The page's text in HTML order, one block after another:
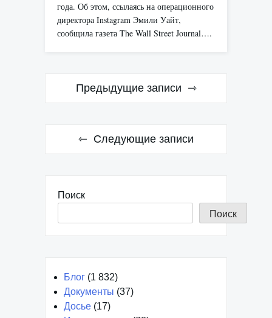
года. Об этом, ссылаясь на операционного
директора Instagram Эмили Уайт,
сообщила газета The Wall Street Journal….
Навигация
Предыдущие записи
Следующие записи
Поиск
Поиск
Блог (1 832)
Документы (37)
Досье (17)